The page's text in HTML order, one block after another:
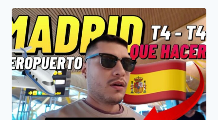
NIÑOS
DE
7
10
AÑOS:
GUÍA
DE
COMPRA